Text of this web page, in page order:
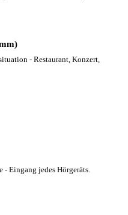
- Restaurant, Konzert,
Eingang jedes Hörgeräts.